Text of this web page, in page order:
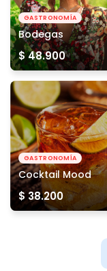
GASTRONOMÍA
Bodegas
$ 48.900
GASTRONOMÍA
Cocktail Mood
$ 38.200